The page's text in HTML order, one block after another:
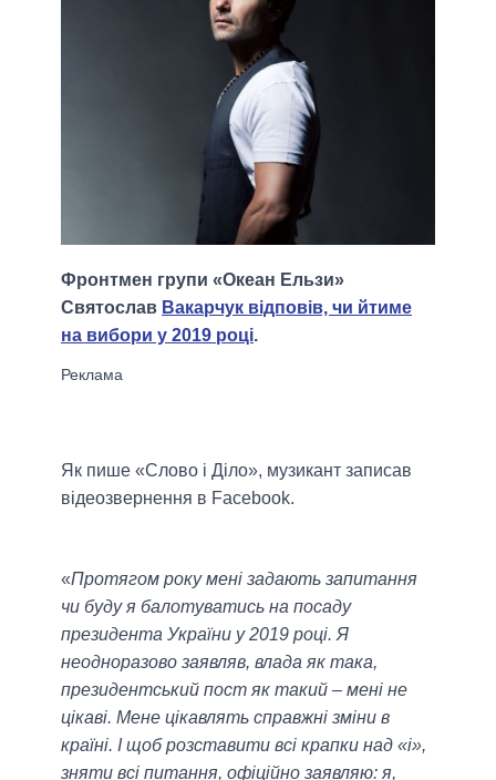
Фронтмен групи «Океан Ельзи»
Святослав Вакарчук відповів, чи йтиме
на вибори у 2019 році.
Як пише «Слово і Діло», музикант записав
відеозвернення в Facebook.
«Протягом року мені задають запитання
чи буду я балотуватись на посаду
президента України у 2019 році. Я
неодноразово заявляв, влада як така,
президентський пост як такий – мені не
цікаві. Мене цікавлять справжні зміни в
країні. І щоб розставити всі крапки над «і»,
зняти всі питання, офіційно заявляю: я,